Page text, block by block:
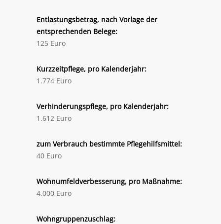
Entlastungsbetrag, nach Vorlage der
entsprechenden Belege:
125 Euro
Kurzzeitpflege, pro Kalenderjahr:
1.774 Euro
Verhinderungspflege, pro Kalenderjahr:
1.612 Euro
zum Verbrauch bestimmte Pflegehilfsmittel:
40 Euro
Wohnumfeldverbesserung, pro Maßnahme:
4.000 Euro
Wohngruppenzuschlag: